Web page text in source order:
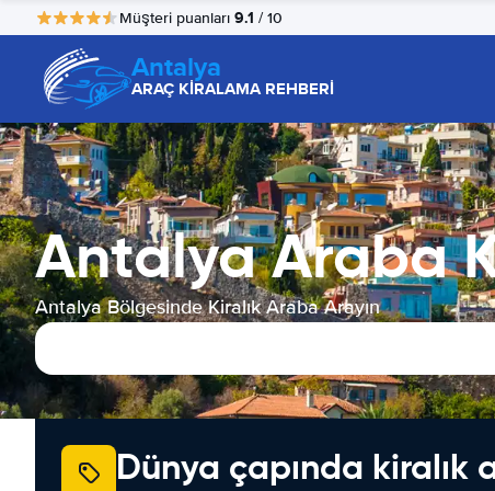
Müşteri puanları 9.1 / 10
Antalya
ARAÇ KİRALAMA REHBERİ
Antalya Araba
Antalya Bölgesinde Kiralık Araba Arayın
Dünya çapında kiralık